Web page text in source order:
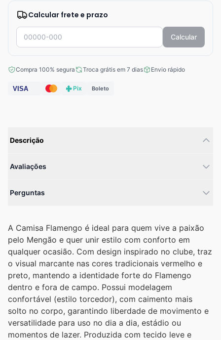
Calcular frete e prazo
Calcular
Compra 100% segura Troca grátis em 7 dias Envio rápido
VISA Pix Boleto
Descrição
Avaliações
Perguntas
A Camisa Flamengo é ideal para quem vive a paixão
pelo Mengão e quer unir estilo com conforto em
qualquer ocasião. Com design inspirado no clube, traz
o visual marcante nas cores tradicionais vermelho e
preto, mantendo a identidade forte do Flamengo
dentro e fora de campo. Possui modelagem
confortável (estilo torcedor), com caimento mais
solto no corpo, garantindo liberdade de movimento e
versatilidade para uso no dia a dia, estádio ou
momentos de lazer. Produzida com tecido leve e